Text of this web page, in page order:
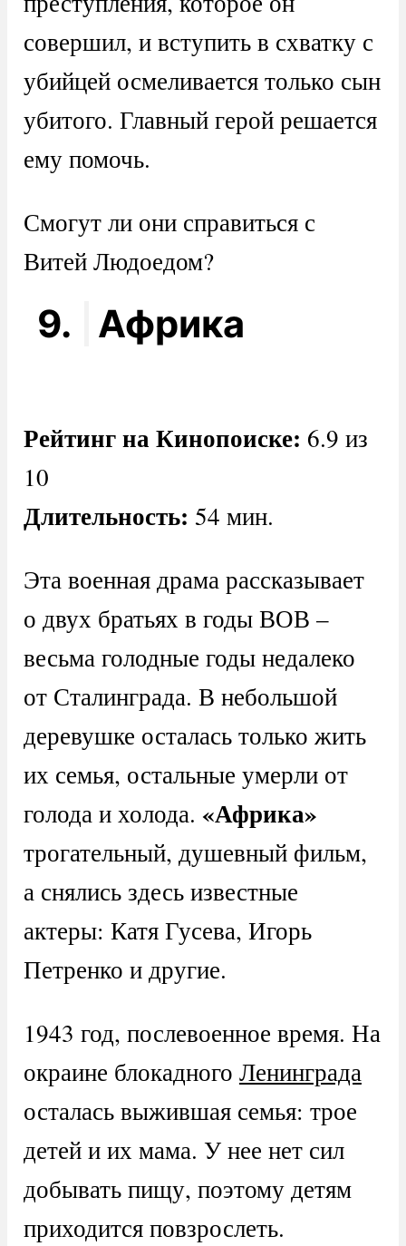
совершил, и вступить в схватку с
убийцей осмеливается только сын
убитого. Главный герой решается
ему помочь.
Смогут ли они справиться с
Витей Людоедом?
9. Африка
Рейтинг на Кинопоиске: 6.9 из
10
Длительность: 54 мин.
Эта военная драма рассказывает
о двух братьях в годы ВОВ –
весьма голодные годы недалеко
от Сталинграда. В небольшой
деревушке осталась только жить
их семья, остальные умерли от
голода и холода. «Африка»
трогательный, душевный фильм,
а снялись здесь известные
актеры: Катя Гусева, Игорь
Петренко и другие.
1943 год, послевоенное время. На
окраине блокадного Ленинграда
осталась выжившая семья: трое
детей и их мама. У нее нет сил
добывать пищу, поэтому детям
приходится повзрослеть.